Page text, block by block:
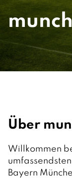
Über
Willkommen
Bayern